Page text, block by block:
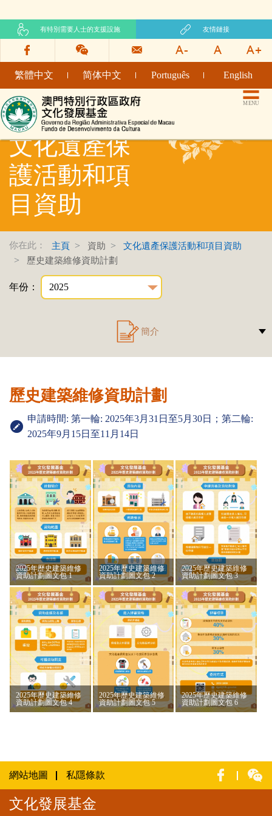
有特別需要人士的支援設施 友情鏈接
繁體中文 简体中文 Português English
文化發展基金網頁 MENU
文化遺產保
護活動和項
目資助
你在此： 主頁 資助
文化遺產保護活動和項目資助
歷史建築維修資助計劃
年份：
簡介
歷史建築維修資助計劃
申請時間: 第一輪: 2025年3月31日至5月30日；第二輪:
2025年9月15日至11月14日
2025年歷史建築維修
資助計劃圖文包 1
2025年歷史建築維修
資助計劃圖文包 2
2025年歷史建築維修
資助計劃圖文包 3
2025年歷史建築維修
資助計劃圖文包 4
2025年歷史建築維修
資助計劃圖文包 5
2025年歷史建築維修
資助計劃圖文包 6
網站地圖 私隱條款
文化發展基金